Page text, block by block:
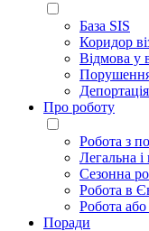
База SIS
Коридор
Відмова у
Про роботу
Робота з
Легальна і
Сезонна
Робота в
Робота
Поради